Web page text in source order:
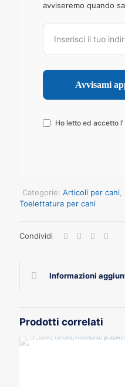
avviseremo quando
Ho letto ed accetto l'
Categorie: Articoli per cani
Toelettatura per cani
Condividi
Informazioni
Prodotti correlati